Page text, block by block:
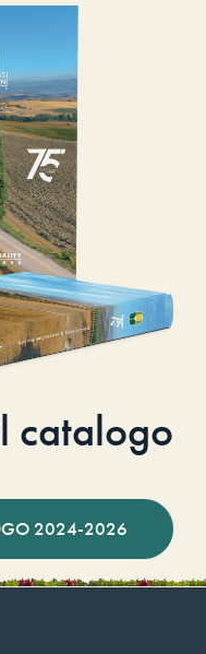
catalogo
2024-2026